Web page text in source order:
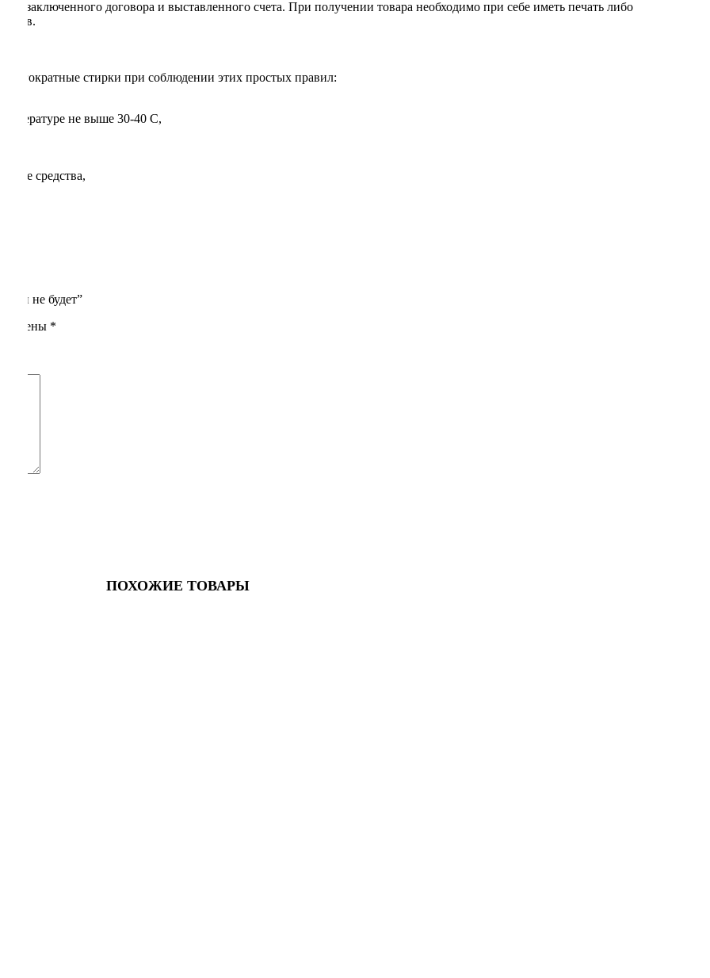
заключенного договора и выставленного счета. При получении товара необходимо при себе иметь печать либо
стирки при соблюдении этих простых правил:
не выше 30-40 С,
средства,
не будет”
*
ПОХОЖИЕ ТОВАРЫ